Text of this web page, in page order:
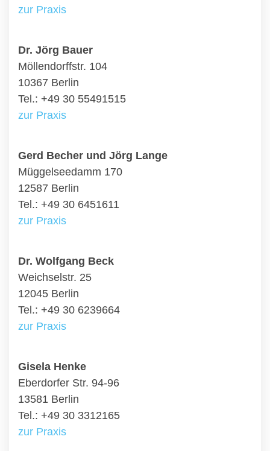
zur Praxis
Dr. Jörg Bauer
Möllendorffstr. 104
10367 Berlin
Tel.: +49 30 55491515
zur Praxis
Gerd Becher und Jörg Lange
Müggelseedamm 170
12587 Berlin
Tel.: +49 30 6451611
zur Praxis
Dr. Wolfgang Beck
Weichselstr. 25
12045 Berlin
Tel.: +49 30 6239664
zur Praxis
Gisela Henke
Eberdorfer Str. 94-96
13581 Berlin
Tel.: +49 30 3312165
zur Praxis